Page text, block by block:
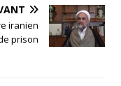
iranien
prison